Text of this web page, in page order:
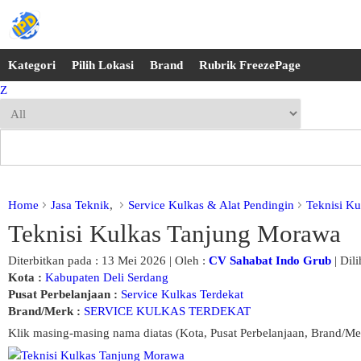
Kategori Pilih Lokasi Brand
Rubrik FreezePage
Z
Home Jasa Teknik, Service Kulkas & Alat Pendingin Teknisi
Teknisi Kulkas Tanjung Morawa
Diterbitkan pada : 13 Mei 2026 | Oleh : CV Sahabat Indo Grub |
Kota : Kabupaten Deli Serdang
Pusat Perbelanjaan : Service Kulkas Terdekat
Brand/Merk : SERVICE KULKAS TERDEKAT
Klik masing-masing nama diatas (Kota, Pusat Perbelanjaan, Brand/